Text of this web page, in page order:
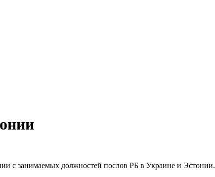
с занимаемых должностей послов РБ в Украине и Эстонии.